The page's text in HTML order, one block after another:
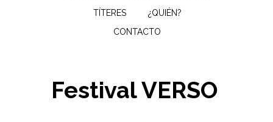
TÍTERES
¿QUIÉN?
CONTACTO
Festival VERSO